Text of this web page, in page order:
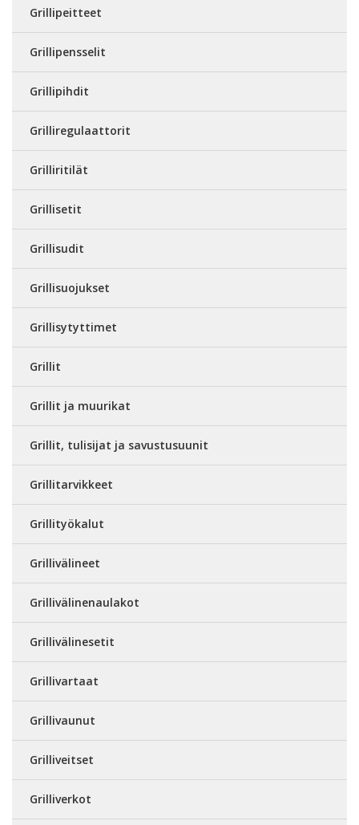
Grillipeitteet
Grillipensselit
Grillipihdit
Grilliregulaattorit
Grilliritilät
Grillisetit
Grillisudit
Grillisuojukset
Grillisytyttimet
Grillit
Grillit ja muurikat
Grillit, tulisijat ja savustusuunit
Grillitarvikkeet
Grillityökalut
Grillivälineet
Grillivälinenaulakot
Grillivälinesetit
Grillivartaat
Grillivaunut
Grilliveitset
Grilliverkot